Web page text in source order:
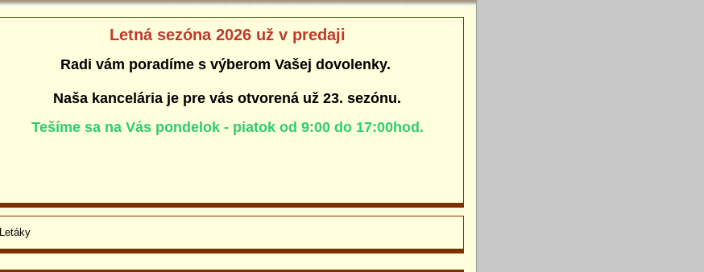
Letná sezóna 2026 už v predaji
Radi vám poradíme s výberom Vašej dovolenky.
Naša kancelária je pre vás otvorená už 23. sezónu.
Tešíme sa na Vás pondelok - piatok od 9:00 do 17:00hod.
Letáky